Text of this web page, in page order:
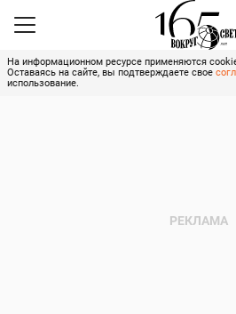
На информационном ресурсе применяются
Оставаясь на сайте, вы подтверждаете свое
использование.